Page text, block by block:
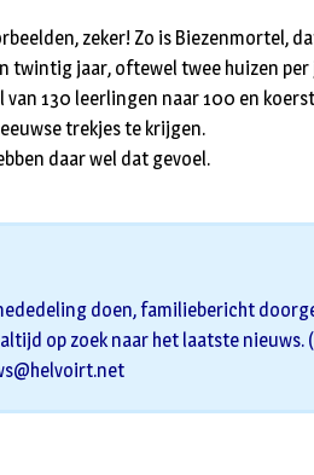
zeker! Zo is Biezenmortel,
twintig jaar, oftewel twee huizen
130 leerlingen naar 100 en
trekjes te krijgen.
daar wel dat gevoel.
doen, familiebericht
op zoek naar het laatste